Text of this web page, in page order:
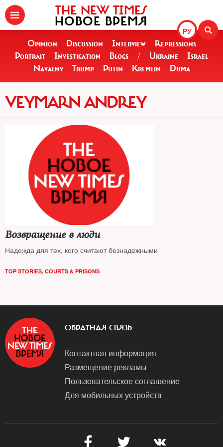
РУ
THE NEW TIMES
НОВОЕ ВРЕМЯ
Opinion Discussion Interview
Repressions
Portrait
Investigation Blogs / Ukraine
Israel
Navalny
Trump Putin Kremlin Duma
VEYMARN ANDREY
Возвращение в люди
Надежда для тех, кого считают безнадежными
TOP STORIES, COURTS & PRISONS
ОБРАТНАЯ СВЯЗЬ
Контактная информация
Размещение рекламы
Пользовательское соглашение
Для мобильных устройств